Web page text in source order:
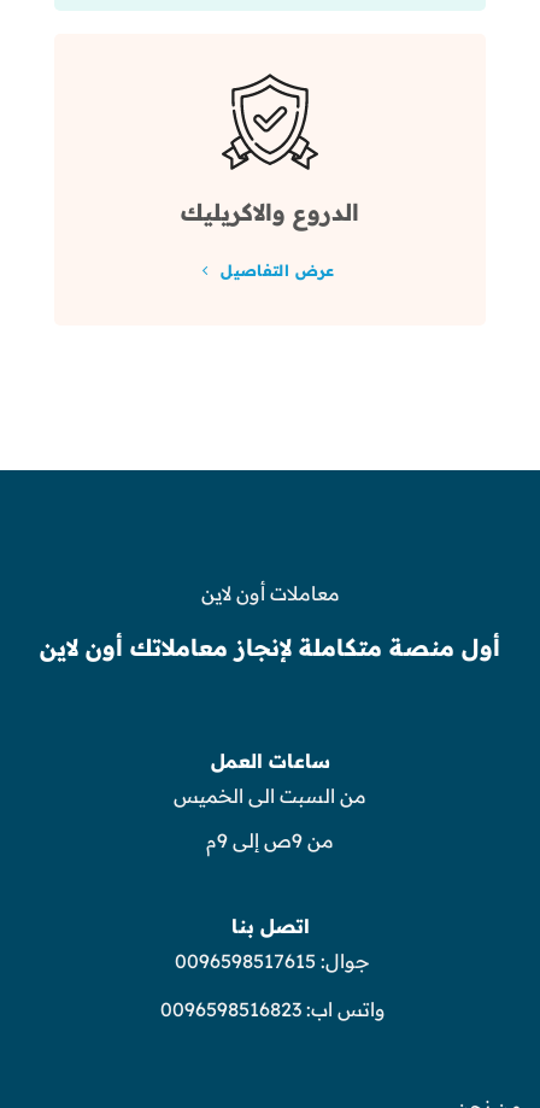
الدروع والاكريليك
عرض التفاصيل
معاملات أون لاين
أول منصة متكاملة لإنجاز معاملاتك أون لاين
ساعات العمل
من السبت الى الخميس
من 9ص إلى 9م
اتصل بنا
جوال: 0096598517615
واتس اب:0096598516823